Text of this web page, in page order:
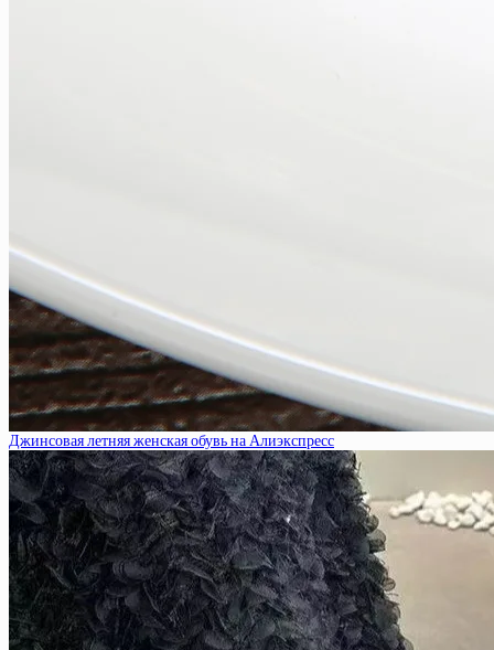
Джинсовая летняя женская обувь на Алиэкспресс